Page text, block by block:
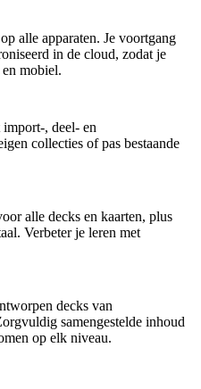
alle apparaten. Je voortgang
in de cloud, zodat je
mobiel.
, deel- en
collecties of pas bestaande
alle decks en kaarten, plus
Verbeter je leren met
decks van
samengestelde inhoud
op elk niveau.